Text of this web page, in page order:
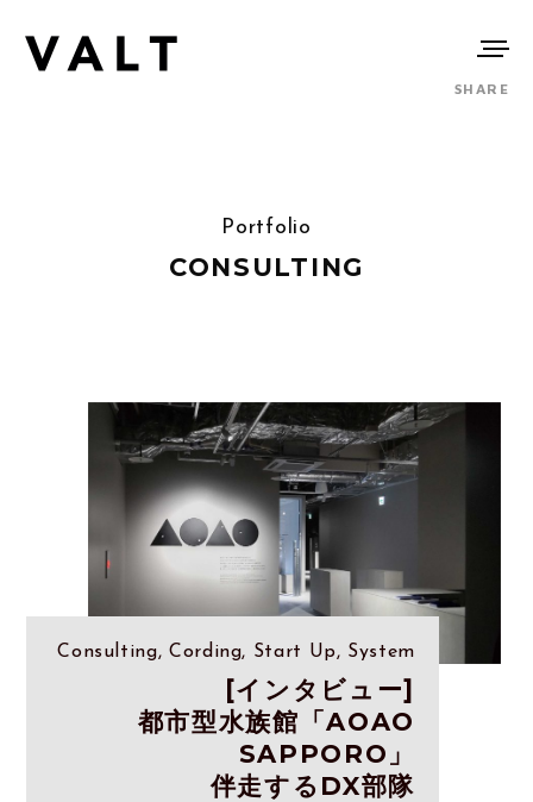
SHARE
Portfolio
CONSULTING
Consulting, Cording, Start Up, System
[インタビュー]
都市型水族館「AOAO
SAPPORO」
伴走するDX部隊